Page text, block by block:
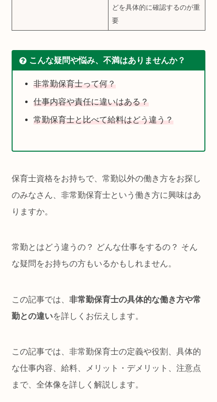
どを具体的に確認するのが重
要
こんな疑問や悩み、不満はありませんか？
非常勤保育士って何？
仕事内容や責任に違いはある？
常勤保育士と比べて給料はどう違う？
保育士資格をお持ちで、常勤以外の働き方をお探し
のみなさん、非常勤保育士という働き方に興味はあ
りますか。
常勤とはどう違うの？ どんな仕事をするの？ そん
な疑問をお持ちの方もいるかもしれません。
この記事では、 非常勤保育士の具体的な働き方や常
勤との違いを詳しくお伝えします。
この記事では、非常勤保育士の定義や役割、具体的
な仕事内容、給料、メリット・デメリット、注意点
まで、全体像を詳しく解説します。